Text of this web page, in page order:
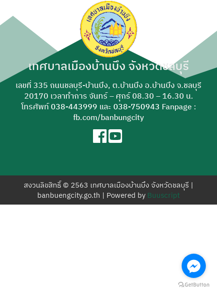
ค้นหา
สำหรับ:
เทศบาลเมืองบ้านบึง จังหวัดชลบุรี
เลขที่ 335 ถนนชลบุรี-บ้านบึง, ต.บ้านบึง อ.บ้านบึง จ.ชลบุรี
20170 เวลาทำการ จันทร์ – ศุกร์ 08.30 – 16.30 น.
โทรศัพท์038-443999 และ 038-750943 Fanpage :
fb.com/banbungcity
สงวนลิขสิทธิ์ © 2563 เทศบาลเมืองบ้านบึง จังหวัดชลบุรี |
banbuengcity.go.th | Powered by Buuscript